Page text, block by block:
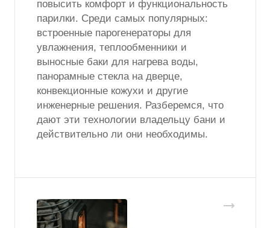
повысить комфорт и функциональность
парилки. Среди самых популярных:
встроенные парогенераторы для
увлажнения, теплообменники и
выносные баки для нагрева воды,
панорамные стекла на дверце,
конвекционные кожухи и другие
инженерные решения. Разберемся, что
дают эти технологии владельцу бани и
действительно ли они необходимы.